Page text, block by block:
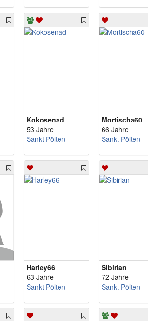
Kokosenad
53 Jahre
Sankt Pölten
Mortischa60
66 Jahre
Sankt Pölten
Harley66
63 Jahre
Sankt Pölten
Sibirian
72 Jahre
Sankt Pölten